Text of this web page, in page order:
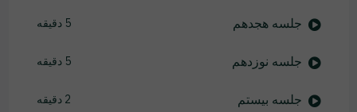
جلسه هجدهم 5 دقیقه
جلسه نوزدهم 5 دقیقه
جلسه بیستم 2 دقیقه